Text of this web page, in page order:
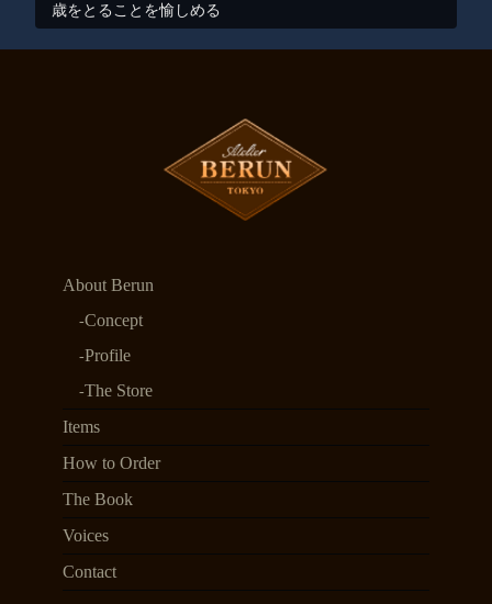
歳をとることを愉しめる
About Berun
Concept
Profile
The Store
Items
How to Order
The Book
Voices
Contact